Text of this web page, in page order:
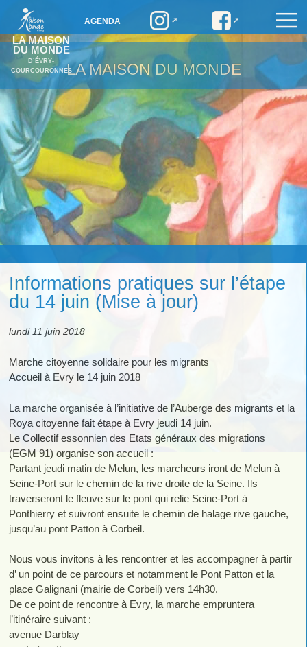
LA MAISON
DU MONDE
D’ÉVRY-
COURCOURONNES
AGENDA
LA MAISON DU MONDE
Informations pratiques sur l’étape
du 14 juin (Mise à jour)
lundi 11 juin 2018
Marche citoyenne solidaire pour les migrants
Accueil à Evry le 14 juin 2018
La marche organisée à l’initiative de l’Auberge des migrants et la
Roya citoyenne fait étape à Evry jeudi 14 juin.
Le Collectif essonnien des Etats généraux des migrations
(EGM 91) organise son accueil :
Partant jeudi matin de Melun, les marcheurs iront de Melun à
Seine-Port sur le chemin de la rive droite de la Seine. Ils
traverseront le fleuve sur le pont qui relie Seine-Port à
Ponthierry et suivront ensuite le chemin de halage rive gauche,
jusqu’au pont Patton à Corbeil.
Nous vous invitons à les rencontrer et les accompagner à partir
d’ un point de ce parcours et notamment le Pont Patton et la
place Galignani (mairie de Corbeil) vers 14h30.
De ce point de rencontre à Evry, la marche empruntera
l’itinéraire suivant :
avenue Darblay